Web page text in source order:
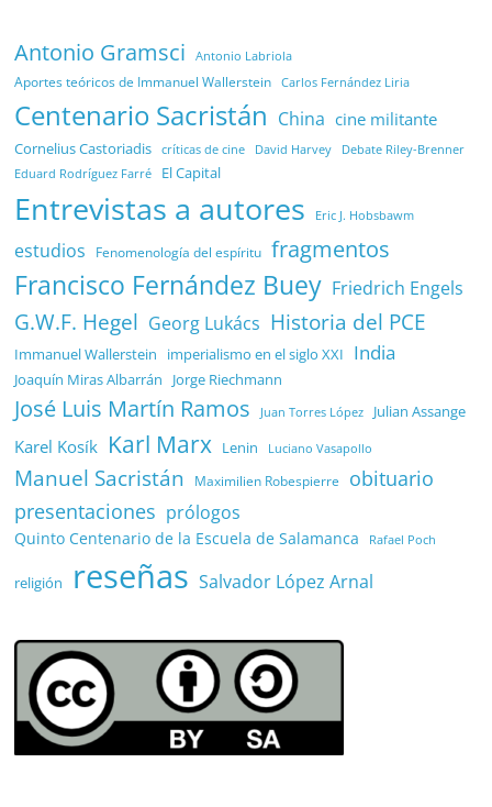
Antonio Gramsci Antonio Labriola
Aportes teóricos de Immanuel Wallerstein Carlos Fernández Liria
Centenario Sacristán China cine militante
Cornelius Castoriadis críticas de cine David Harvey Debate Riley-Brenner
Eduard Rodríguez Farré El Capital
Entrevistas a autores Eric J. Hobsbawm
estudios Fenomenología del espíritu fragmentos
Francisco Fernández Buey Friedrich Engels
G.W.F. Hegel Georg Lukács Historia del PCE
Immanuel Wallerstein imperialismo en el siglo XXI India
Joaquín Miras Albarrán Jorge Riechmann
José Luis Martín Ramos Juan Torres López Julian Assange
Karel Kosík Karl Marx Lenin Luciano Vasapollo
Manuel Sacristán Maximilien Robespierre
obituario
presentaciones prólogos
Quinto Centenario de la Escuela de Salamanca Rafael Poch
religión reseñas Salvador López Arnal